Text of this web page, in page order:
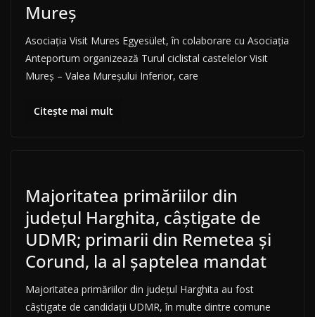
Mureș
Asociația Visit Mures Egyesület, în colaborare cu Asociația
Anteportum organizează Turul ciclistal castelelor Visit
Mureș – Valea Mureșului Inferior, care
Citește mai mult
Majoritatea primăriilor din
judeţul Harghita, câştigate de
UDMR; primarii din Remetea şi
Corund, la al şaptelea mandat
Majoritatea primăriilor din judeţul Harghita au fost
câştigate de candidaţii UDMR, în multe dintre comune